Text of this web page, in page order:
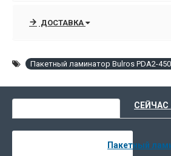
и рабочей температуры и оснащен
ламинатора вынесены следующие
управление реверсом и нагревом
регуляторы рабочей температуры
индикаторы включения и
ДОСТАВКА
Пакетный ламинатор Bulros PDA2-
Пакетный